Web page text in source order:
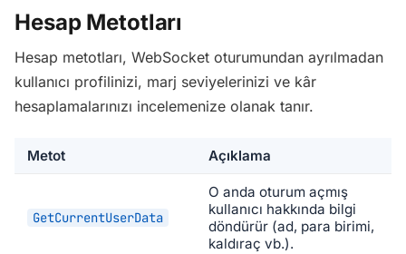
Hesap Metotları
Hesap metotları, WebSocket oturumundan ayrılmadan
kullanıcı profilinizi, marj seviyelerinizi ve kâr
hesaplamalarınızı incelemenize olanak tanır.
Metot Açıklama
GetCurrentUserData
O anda oturum açmış
kullanıcı hakkında bilgi
döndürür (ad, para birimi,
kaldıraç vb.).